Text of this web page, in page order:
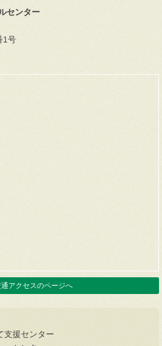
センター
1号
アクセスのページへ
支援センター